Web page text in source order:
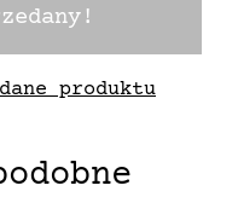
się do
Zatopione w
w wodzie
produktu